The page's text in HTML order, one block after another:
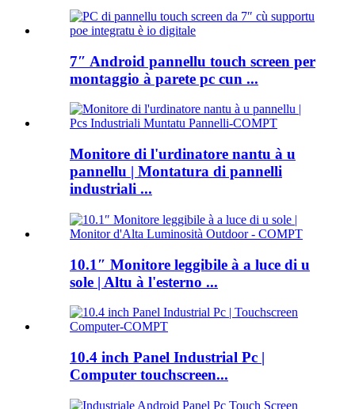
7″ Android pannellu touch screen per
montaggio à parete pc cun ...
Monitore di l'urdinatore nantu à u
pannellu | Montatura di pannelli
industriali ...
10.1″ Monitore leggibile à a luce di u
sole | Altu à l'esterno ...
10.4 inch Panel Industrial Pc |
Computer touchscreen...